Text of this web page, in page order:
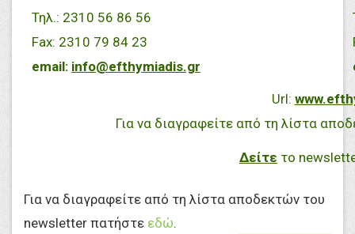
Τηλ.: 2310 56 86 56
Fax: 2310 79 84 23
email: info@efthymiadis.gr
Url:
Για να διαγραφείτε από τη λίστα
Δείτε το
Για να διαγραφείτε από τη λίστα αποδεκτών του
newsletter πατήστε εδώ.